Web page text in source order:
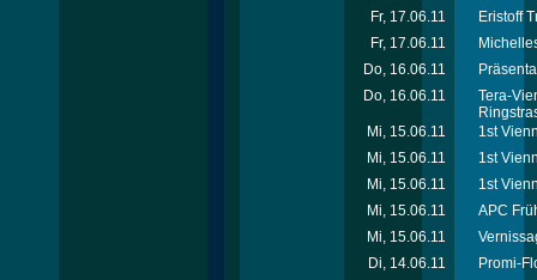
Fr, 17.06.11
Eristoff
Fr, 17.06.11
Do, 16.06.11
Do, 16.06.11
Tera-
Mi, 15.06.11
1st
Mi, 15.06.11
1st
Mi, 15.06.11
1st
Mi, 15.06.11
APC
Mi, 15.06.11
Di, 14.06.11
Promi-